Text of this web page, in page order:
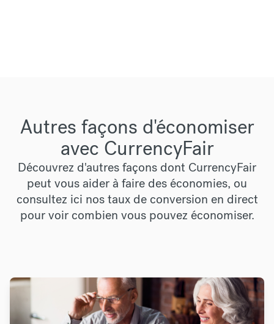
Autres façons d'économiser
avec CurrencyFair
Découvrez d'autres façons dont CurrencyFair
peut vous aider à faire des économies, ou
consultez ici nos taux de conversion en direct
pour voir combien vous pouvez économiser.